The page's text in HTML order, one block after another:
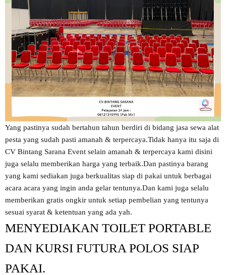
Yang pastinya sudah bertahun tahun berdiri di bidang jasa sewa alat
pesta yang sudah pasti amanah & terpercaya.Tidak hanya itu saja di
CV Bintang Sarana Event selain amanah & terpercaya kami disini
juga selalu memberikan harga yang terbaik.Dan pastinya barang
yang kami sediakan juga berkualitas siap di pakai untuk berbagai
acara acara yang ingin anda gelar tentunya.Dan kami juga selalu
memberikan gratis ongkir untuk setiap pembelian yang tentunya
sesuai syarat & ketentuan yang ada yah.
MENYEDIAKAN TOILET PORTABLE
DAN KURSI FUTURA POLOS SIAP
PAKAI.